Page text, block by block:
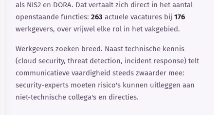
als NIS2 en DORA. Dat vertaalt zich direct in het aantal
openstaande functies: 263 actuele vacatures bij 176
werkgevers, over vrijwel elke rol in het vakgebied.
Werkgevers zoeken breed. Naast technische kennis
(cloud security, threat detection, incident response) telt
communicatieve vaardigheid steeds zwaarder mee:
security-experts moeten risico's kunnen uitleggen aan
niet-technische collega's en directies.